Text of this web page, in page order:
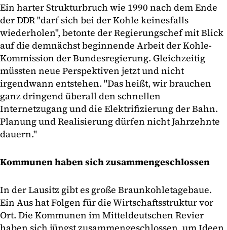
Ein harter Strukturbruch wie 1990 nach dem Ende
der DDR "darf sich bei der Kohle keinesfalls
wiederholen", betonte der Regierungschef mit Blick
auf die demnächst beginnende Arbeit der Kohle-
Kommission der Bundesregierung. Gleichzeitig
müssten neue Perspektiven jetzt und nicht
irgendwann entstehen. "Das heißt, wir brauchen
ganz dringend überall den schnellen
Internetzugang und die Elektrifizierung der Bahn.
Planung und Realisierung dürfen nicht Jahrzehnte
dauern."
Kommunen haben sich zusammengeschlossen
In der Lausitz gibt es große Braunkohletagebaue.
Ein Aus hat Folgen für die Wirtschaftsstruktur vor
Ort. Die Kommunen im Mitteldeutschen Revier